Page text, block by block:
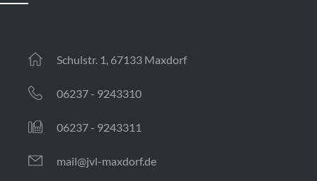
Schulstr. 1, 67133 Maxdorf
06237 - 9243310
06237 - 9243311
mail@jvl-maxdorf.de